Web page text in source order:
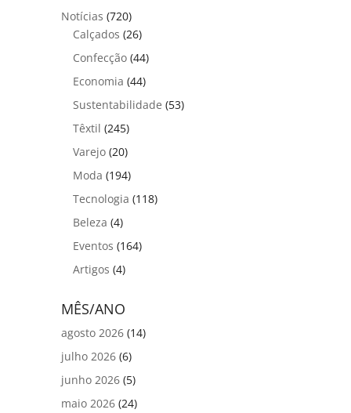
Notícias (720)
Calçados (26)
Confecção (44)
Economia (44)
Sustentabilidade (53)
Têxtil (245)
Varejo (20)
Moda (194)
Tecnologia (118)
Beleza (4)
Eventos (164)
Artigos (4)
MÊS/ANO
agosto 2026 (14)
julho 2026 (6)
junho 2026 (5)
maio 2026 (24)